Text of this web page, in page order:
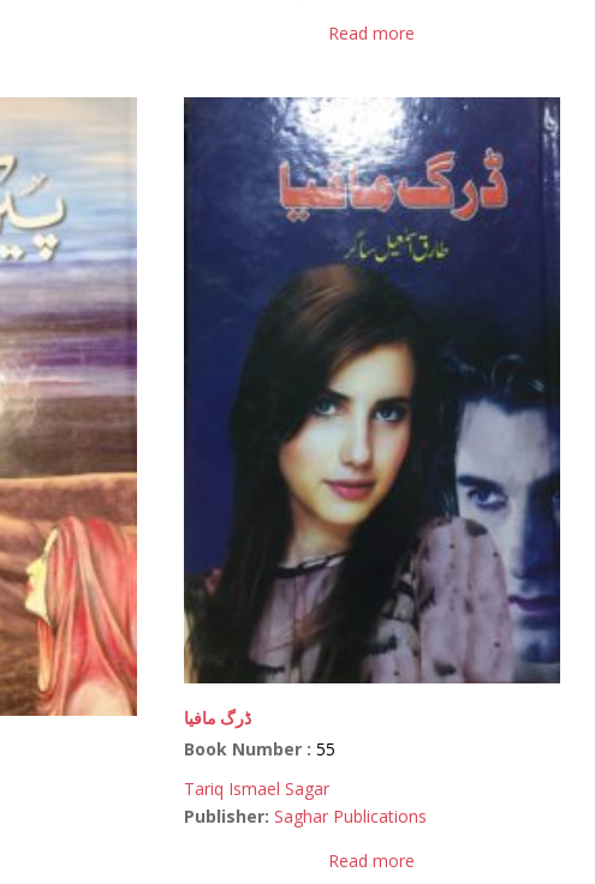
Read more
ڈرگ مافیا
Book Number :55
Tariq Ismael Sagar
Publisher: Saghar Publications
Read more